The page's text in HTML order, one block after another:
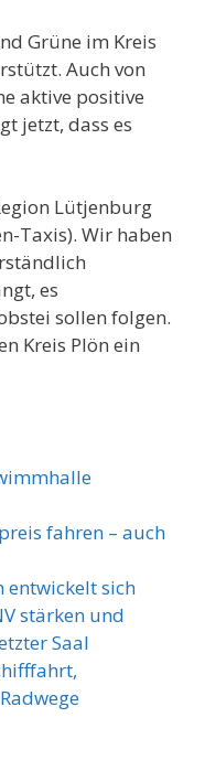
Grüne im Kreis
Auch von
aktive positive
jetzt, dass es
Lütjenburg
Taxis). Wir haben
es
sollen folgen.
Kreis Plön ein
fahren – auch
entwickelt sich
stärken und
Saal